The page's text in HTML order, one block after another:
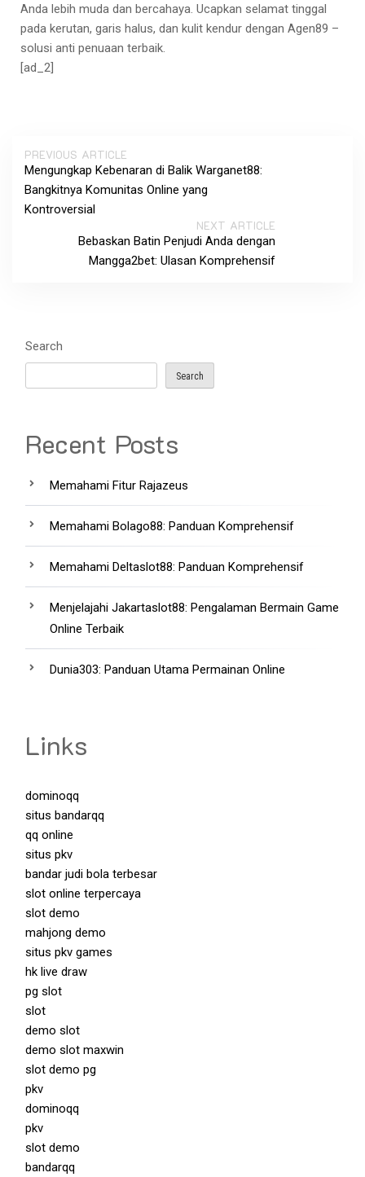
Anda lebih muda dan bercahaya. Ucapkan selamat tinggal
pada kerutan, garis halus, dan kulit kendur dengan Agen89 –
solusi anti penuaan terbaik.
[ad_2]
PREVIOUS ARTICLE
Mengungkap Kebenaran di Balik Warganet88:
Bangkitnya Komunitas Online yang
Kontroversial
NEXT ARTICLE
Bebaskan Batin Penjudi Anda dengan
Mangga2bet: Ulasan Komprehensif
Search
Search
Recent Posts
Memahami Fitur Rajazeus
Memahami Bolago88: Panduan Komprehensif
Memahami Deltaslot88: Panduan Komprehensif
Menjelajahi Jakartaslot88: Pengalaman Bermain Game
Online Terbaik
Dunia303: Panduan Utama Permainan Online
Links
dominoqq
situs bandarqq
qq online
situs pkv
bandar judi bola terbesar
slot online terpercaya
slot demo
mahjong demo
situs pkv games
hk live draw
pg slot
slot
demo slot
demo slot maxwin
slot demo pg
pkv
dominoqq
pkv
slot demo
bandarqq